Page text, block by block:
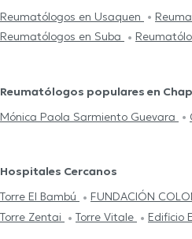
Reumatólogos en Usaquen
Reumatólogos en Suba
Reumatólogos populares en
Mónica Paola Sarmiento Guevara
Hospitales Cercanos
Torre El Bambú
FUNDACIÓN
Torre Zentai
Torre Vitale Edificio